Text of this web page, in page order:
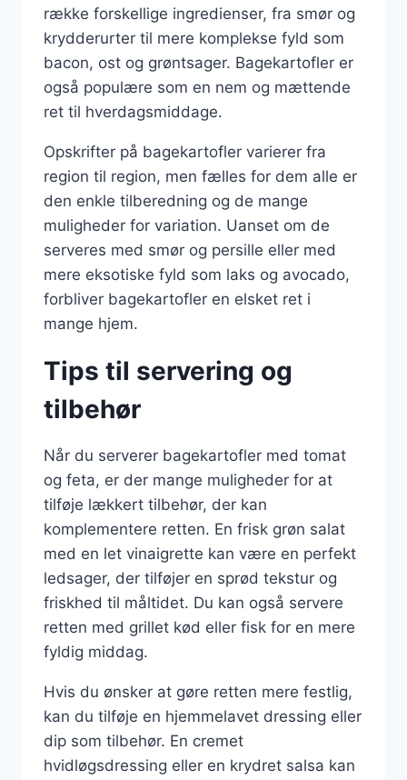
række forskellige ingredienser, fra smør og
krydderurter til mere komplekse fyld som
bacon, ost og grøntsager. Bagekartofler er
også populære som en nem og mættende
ret til hverdagsmiddage.
Opskrifter på bagekartofler varierer fra
region til region, men fælles for dem alle er
den enkle tilberedning og de mange
muligheder for variation. Uanset om de
serveres med smør og persille eller med
mere eksotiske fyld som laks og avocado,
forbliver bagekartofler en elsket ret i
mange hjem.
Tips til servering og
tilbehør
Når du serverer bagekartofler med tomat
og feta, er der mange muligheder for at
tilføje lækkert tilbehør, der kan
komplementere retten. En frisk grøn salat
med en let vinaigrette kan være en perfekt
ledsager, der tilføjer en sprød tekstur og
friskhed til måltidet. Du kan også servere
retten med grillet kød eller fisk for en mere
fyldig middag.
Hvis du ønsker at gøre retten mere festlig,
kan du tilføje en hjemmelavet dressing eller
dip som tilbehør. En cremet
hvidløgsdressing eller en krydret salsa kan